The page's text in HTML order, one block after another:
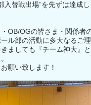
入替戦出場”を先ずは達成
OB/OGの皆さま・関係者
ル部の活動に多大なるご
ましても『チーム神大』
願い致します！